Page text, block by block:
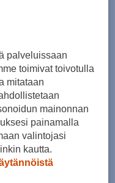
Gel-Nimbus
Hansen -takit
palveluissaan
toimivat toivotulla
mitataan
mainonnan
painamalla
valintojasi
kautta.